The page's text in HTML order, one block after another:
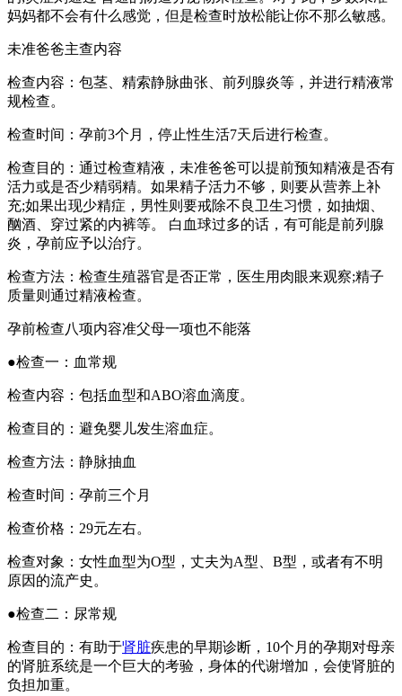
妈妈都不会有什么感觉，但是检查时放松能让你不那么敏感。
未准爸爸主查内容
检查内容：包茎、精索静脉曲张、前列腺炎等，并进行精液常
规检查。
检查时间：孕前3个月，停止性生活7天后进行检查。
检查目的：通过检查精液，未准爸爸可以提前预知精液是否有
活力或是否少精弱精。如果精子活力不够，则要从营养上补
充;如果出现少精症，男性则要戒除不良卫生习惯，如抽烟、
酗酒、穿过紧的内裤等。 白血球过多的话，有可能是前列腺
炎，孕前应予以治疗。
检查方法：检查生殖器官是否正常，医生用肉眼来观察;精子
质量则通过精液检查。
孕前检查八项内容准父母一项也不能落
●检查一：血常规
检查内容：包括血型和ABO溶血滴度。
检查目的：避免婴儿发生溶血症。
检查方法：静脉抽血
检查时间：孕前三个月
检查价格：29元左右。
检查对象：女性血型为O型，丈夫为A型、B型，或者有不明
原因的流产史。
●检查二：尿常规
检查目的：有助于肾脏疾患的早期诊断，10个月的孕期对母亲
的肾脏系统是一个巨大的考验，身体的代谢增加，会使肾脏的
负担加重。